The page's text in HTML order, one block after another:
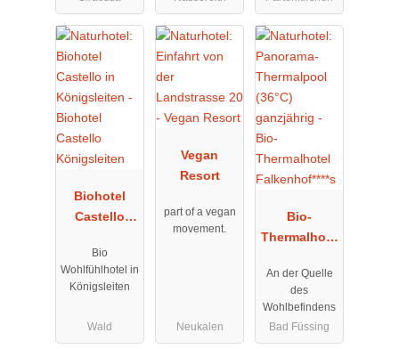
Biohotel
Castello
Bio
Wohlfühlhotel in
Königsleiten
Wald
Vegan
Resort
part of a vegan
movement.
Neukalen
Bio-
Thermalhote
Falkenhof***
*s
An der Quelle
des
Wohlbefindens
Bad Füssing